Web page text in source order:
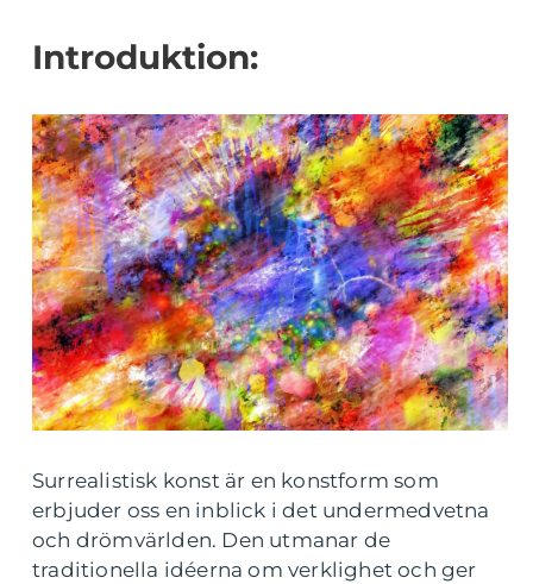
Introduktion:
Surrealistisk konst är en konstform som
erbjuder oss en inblick i det undermedvetna
och drömvärlden. Den utmanar de
traditionella idéerna om verklighet och ger